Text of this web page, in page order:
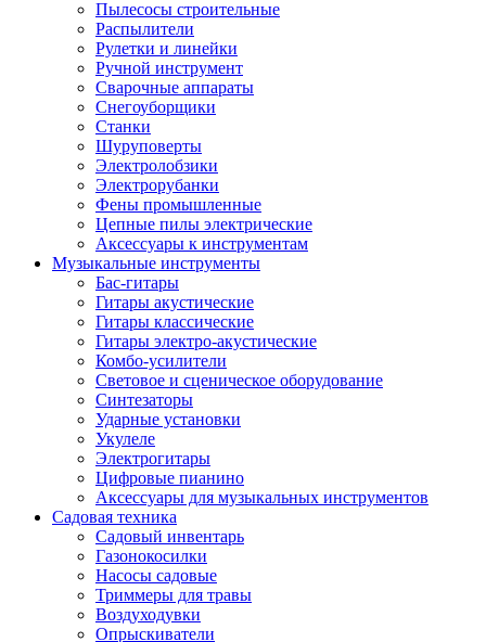
Пылесосы строительные
Распылители
Рулетки и линейки
Ручной инструмент
Сварочные аппараты
Снегоуборщики
Станки
Шуруповерты
Электролобзики
Электрорубанки
Фены промышленные
Цепные пилы электрические
Аксессуары к инструментам
Музыкальные инструменты
Бас-гитары
Гитары акустические
Гитары классические
Гитары электро-акустические
Комбо-усилители
Световое и сценическое оборудование
Синтезаторы
Ударные установки
Укулеле
Электрогитары
Цифровые пианино
Аксессуары для музыкальных инструментов
Садовая техника
Садовый инвентарь
Газонокосилки
Насосы садовые
Триммеры для травы
Воздуходувки
Опрыскиватели